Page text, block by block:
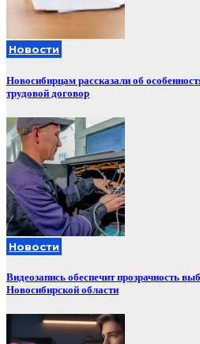
Новости
Новосибирцам рассказали об
трудовой договор
Новости
Видеозапись обеспечит прозрачность
Новосибирской области